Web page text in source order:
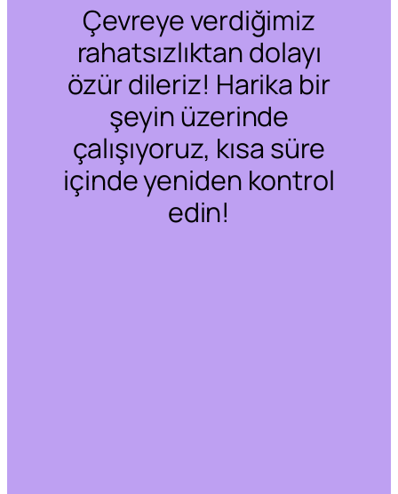
Çevreye verdiğimiz
rahatsızlıktan dolayı
özür dileriz! Harika bir
şeyin üzerinde
çalışıyoruz, kısa süre
içinde yeniden kontrol
edin!